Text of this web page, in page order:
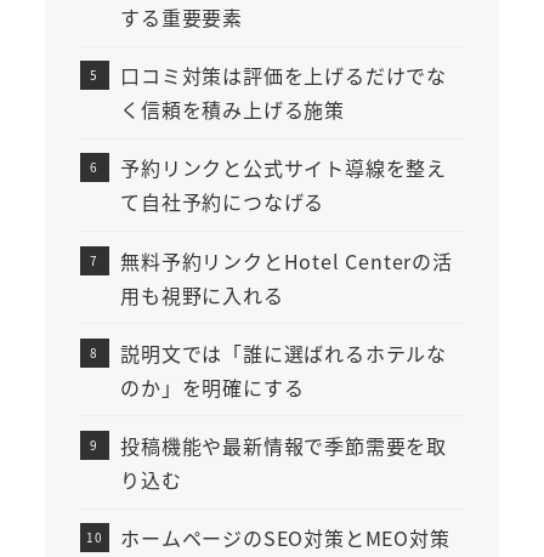
する重要要素
口コミ対策は評価を上げるだけでな
く信頼を積み上げる施策
予約リンクと公式サイト導線を整え
て自社予約につなげる
無料予約リンクとHotel Centerの活
用も視野に入れる
説明文では「誰に選ばれるホテルな
のか」を明確にする
投稿機能や最新情報で季節需要を取
り込む
ホームページのSEO対策とMEO対策